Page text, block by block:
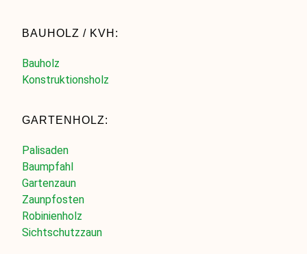
BAUHOLZ / KVH:
Bauholz
Konstruktionsholz
GARTENHOLZ:
Palisaden
Baumpfahl
Gartenzaun
Zaunpfosten
Robinienholz
Sichtschutzzaun